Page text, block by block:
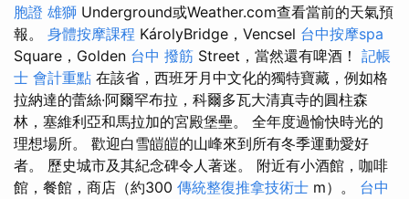
胞證 雄獅 Underground或Weather.com查看當前的天氣預
報。 身體按摩課程 KárolyBridge，Vencsel 台中按摩spa
Square，Golden 台中 撥筋 Street，當然還有啤酒！ 記帳
士 會計重點 在該省，西班牙月中文化的獨特寶藏，例如格
拉納達的蕾絲·阿爾罕布拉，科爾多瓦大清真寺的圓柱森
林，塞維利亞和馬拉加的宮殿堡壘。 全年度過愉快時光的
理想場所。 歡迎白雪皚皚的山峰來到所有冬季運動愛好
者。 歷史城市及其紀念碑令人著迷。 附近有小酒館，咖啡
館，餐館，商店（約300 傳統整復推拿技術士 m）。 台中